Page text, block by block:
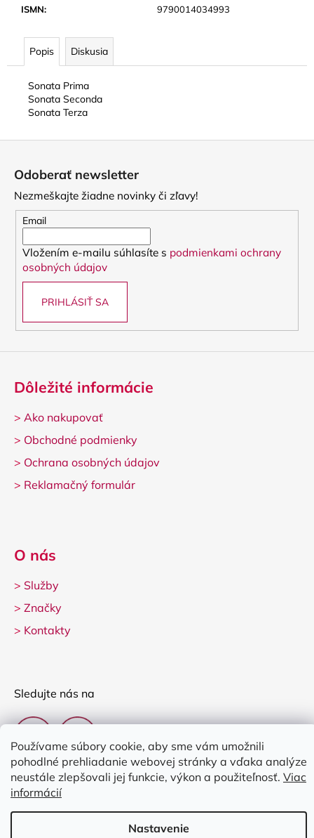
Používame súbory cookie, aby sme vám umožnili
pohodlné prehliadanie webovej stránky a vďaka analýze
neustále zlepšovali jej funkcie, výkon a použiteľnosť. Viac
informácií
Nastavenie
ISMN: 9790014034993
Popis Diskusia
Sonata Prima
Sonata Seconda
Sonata Terza
Odoberať newsletter
Nezmeškajte žiadne novinky či zľavy!
Email
Vložením e-mailu súhlasíte s podmienkami ochrany
osobných údajov
PRIHLÁSIŤ SA
Dôležité informácie
> Ako nakupovať
> Obchodné podmienky
> Ochrana osobných údajov
> Reklamačný formulár
O nás
> Služby
> Značky
> Kontakty
Sledujte nás na